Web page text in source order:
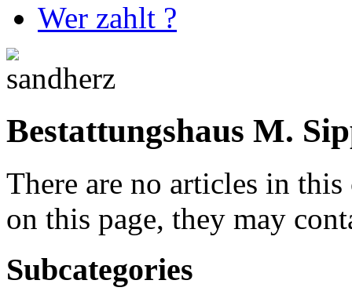
Wer zahlt ?
Bestattungshaus M.
There are no articles in
on this page, they may
Subcategories